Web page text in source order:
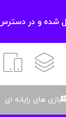
و در دسترس
لایه باز
بازی های رایانه ای